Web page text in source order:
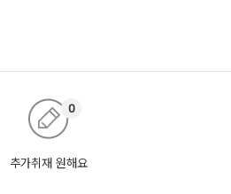
추가취재 원해요
0